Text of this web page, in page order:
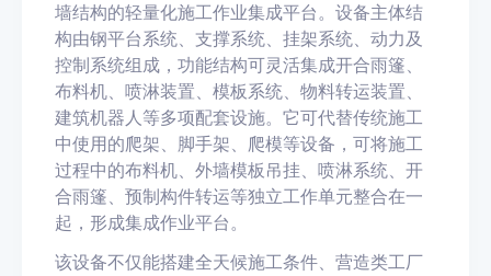
墙结构的轻量化施工作业集成平台。 设备主体结
构由钢平台系统、支撑系统、挂架系统、动力及
控制系统组成，功能结构可灵活集成开合雨篷、
布料机、喷淋装置、模板系统、物料转运装置、
建筑机器人等多项配套设施。它可代替传统施工
中使用的爬架、脚手架、爬模等设备，可将施工
过程中的布料机、外墙模板吊挂、喷淋系统、开
合雨篷、预制构件转运等独立工作单元整合在一
起，形成集成作业平台。
该设备不仅能搭建全天候施工条件、营造类工厂